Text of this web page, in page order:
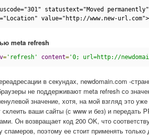
statustext="Moved
value="http://www.new-url.com">
meta refresh
= 'refresh' content= '0; url=http://
в секундах, newdomain.com -
не поддерживают meta refresh со
значение, хотя, на мой взгляд это
ваши сайты (с www и без) и передать
Он возвращает код 200 OK, что
спамеров, поэтому ее стоит применять